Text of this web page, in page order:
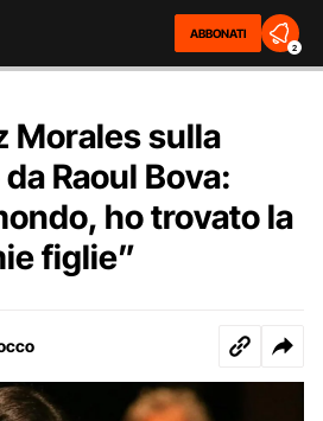
ABBONATI
2
Morales sulla
Raoul Bova:
ho trovato la
figlie”